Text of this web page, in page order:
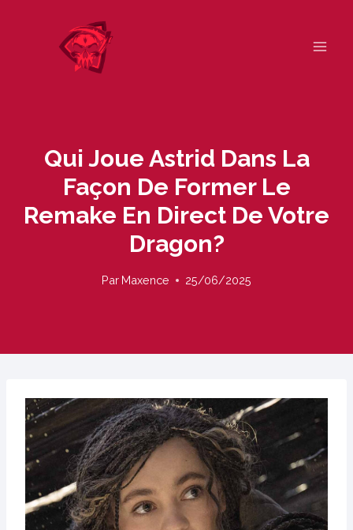
Qui Joue Astrid Dans La
Façon De Former Le
Remake En Direct De Votre
Dragon?
Par Maxence 25/06/2025